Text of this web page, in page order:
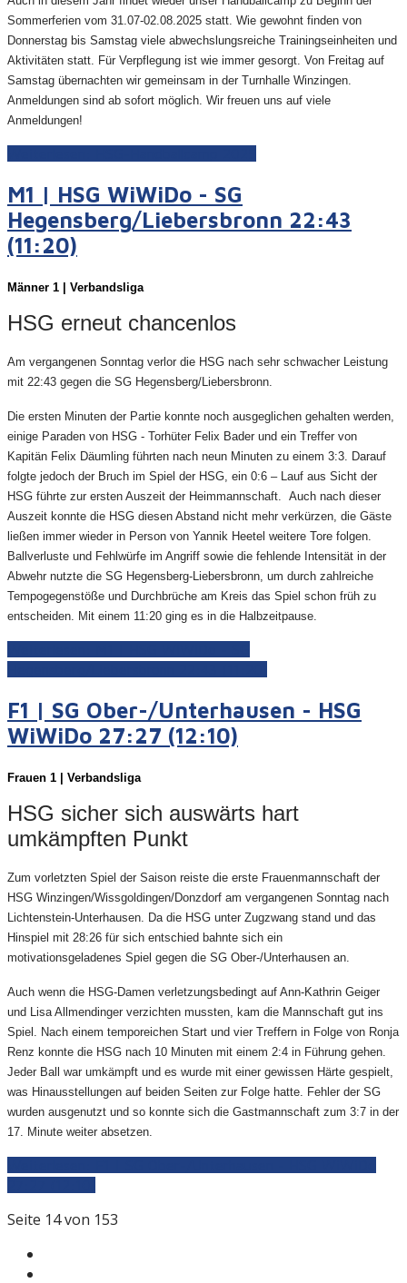
Sommerferien vom 31.07-02.08.2025 statt. Wie gewohnt finden von
Donnerstag bis Samstag viele abwechslungsreiche Trainingseinheiten und
Aktivitäten statt. Für Verpflegung ist wie immer gesorgt. Von Freitag auf
Samstag übernachten wir gemeinsam in der Turnhalle Winzingen.
Anmeldungen sind ab sofort möglich. Wir freuen uns auf viele
Anmeldungen!
M1 | HSG WiWiDo - SG
Hegensberg/Liebersbronn 22:43
(11:20)
Männer 1 | Verbandsliga
HSG erneut chancenlos
Am vergangenen Sonntag verlor die HSG nach sehr schwacher Leistung
mit 22:43 gegen die SG Hegensberg/Liebersbronn.
Die ersten Minuten der Partie konnte noch ausgeglichen gehalten werden,
einige Paraden von HSG - Torhüter Felix Bader und ein Treffer von
Kapitän Felix Däumling führten nach neun Minuten zu einem 3:3. Darauf
folgte jedoch der Bruch im Spiel der HSG, ein 0:6 – Lauf aus Sicht der
HSG führte zur ersten Auszeit der Heimmannschaft. Auch nach dieser
Auszeit konnte die HSG diesen Abstand nicht mehr verkürzen, die Gäste
ließen immer wieder in Person von Yannik Heetel weitere Tore folgen.
Ballverluste und Fehlwürfe im Angriff sowie die fehlende Intensität in der
Abwehr nutzte die SG Hegensberg-Liebersbronn, um durch zahlreiche
Tempogegenstöße und Durchbrüche am Kreis das Spiel schon früh zu
entscheiden. Mit einem 11:20 ging es in die Halbzeitpause.
F1 | SG Ober-/Unterhausen - HSG
WiWiDo 27:27 (12:10)
Frauen 1 | Verbandsliga
HSG sicher sich auswärts hart
umkämpften Punkt
Zum vorletzten Spiel der Saison reiste die erste Frauenmannschaft der
HSG Winzingen/Wissgoldingen/Donzdorf am vergangenen Sonntag nach
Lichtenstein-Unterhausen. Da die HSG unter Zugzwang stand und das
Hinspiel mit 28:26 für sich entschied bahnte sich ein
motivationsgeladenes Spiel gegen die SG Ober-/Unterhausen an.
Auch wenn die HSG-Damen verletzungsbedingt auf Ann-Kathrin Geiger
und Lisa Allmendinger verzichten mussten, kam die Mannschaft gut ins
Spiel. Nach einem temporeichen Start und vier Treffern in Folge von Ronja
Renz konnte die HSG nach 10 Minuten mit einem 2:4 in Führung gehen.
Jeder Ball war umkämpft und es wurde mit einer gewissen Härte gespielt,
was Hinausstellungen auf beiden Seiten zur Folge hatte. Fehler der SG
wurden ausgenutzt und so konnte sich die Gastmannschaft zum 3:7 in der
17. Minute weiter absetzen.
Seite 14 von 153